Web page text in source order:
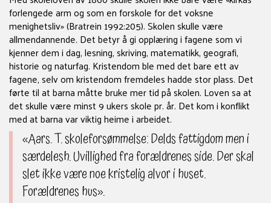
forlengede arm og som en forskole for det voksne
menighetsliv» (Bratrein 1992:205). Skolen skulle være
allmendannende. Det betyr å gi opplæring i fagene som vi
kjenner dem i dag, lesning, skriving, matematikk, geografi,
historie og naturfag. Kristendom ble med det bare ett av
fagene, selv om kristendom fremdeles hadde stor plass. Det
førte til at barna måtte bruke mer tid på skolen. Loven sa at
det skulle være minst 9 ukers skole pr. år. Det kom i konflikt
med at barna var viktig heime i arbeidet.
«Aars. T. skoleforsømmelse: Delds fattigdom men i
særdelesh. Uvillighed fra forældrenes side. Der skal
slet ikke være noe kristelig alvor i huset.
Forældrenes hus».